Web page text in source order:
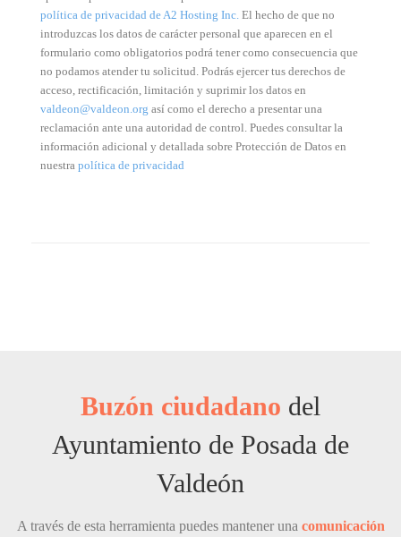
política de privacidad de A2 Hosting Inc. El hecho de que no
introduzcas los datos de carácter personal que aparecen en el
formulario como obligatorios podrá tener como consecuencia que
no podamos atender tu solicitud. Podrás ejercer tus derechos de
acceso, rectificación, limitación y suprimir los datos en
valdeon@valdeon.org así como el derecho a presentar una
reclamación ante una autoridad de control. Puedes consultar la
información adicional y detallada sobre Protección de Datos en
nuestra política de privacidad
Buzón ciudadano del
Ayuntamiento de Posada de
Valdeón
A través de esta herramienta puedes mantener una comunicación